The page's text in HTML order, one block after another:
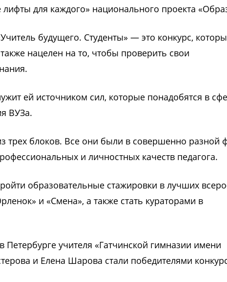
для каждого» национального проекта
будущего. Студенты» — это конкурс,
нацелен на то, чтобы проверить свои
ей источником сил, которые понадобятся в
ВУЗа.
трех блоков. Все они были в совершенно разной
и личностных качеств педагога.
образовательные стажировки в лучших
и «Смена», а также стать кураторами в
Петербурге учителя «Гатчинской гимназии имени
и Елена Шарова стали победителями